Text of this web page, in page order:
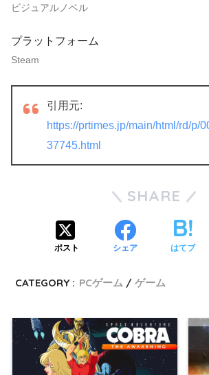
ビジュアルノベル
プラットフォーム
Steam
引用元:
https://prtimes.jp/main/html/rd/p/
37745.html
SHARE
ポスト シェア はてブ
CATEGORY : PCゲーム ゲーム